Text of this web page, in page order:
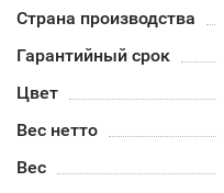
Страна производства
Гарантийный срок
Цвет
Вес нетто
Вес